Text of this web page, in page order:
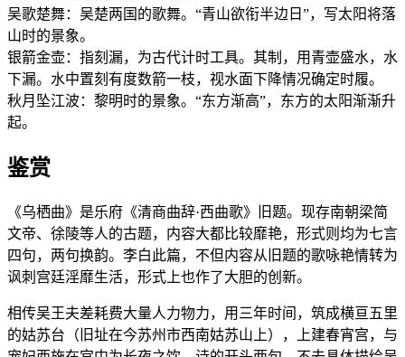
吴歌楚舞：吴楚两国的歌舞。“青山欲衔半边日”，写太阳将落
山时的景象。
银箭金壶：指刻漏，为古代计时工具。其制，用青壶盛水，水
下漏。水中置刻有度数箭一枝，视水面下降情况确定时履。
秋月坠江波：黎明时的景象。“东方渐高”，东方的太阳渐渐升
起。
鉴赏
《乌栖曲》是乐府《清商曲辞·西曲歌》旧题。现存南朝梁简
文帝、徐陵等人的古题，内容大都比较靡艳，形式则均为七言
四句，两句换韵。李白此篇，不但内容从旧题的歌咏艳情转为
讽刺宫廷淫靡生活，形式上也作了大胆的创新。
相传吴王夫差耗费大量人力物力，用三年时间，筑成横亘五里
的姑苏台（旧址在今苏州市西南姑苏山上），上建春宵宫，与